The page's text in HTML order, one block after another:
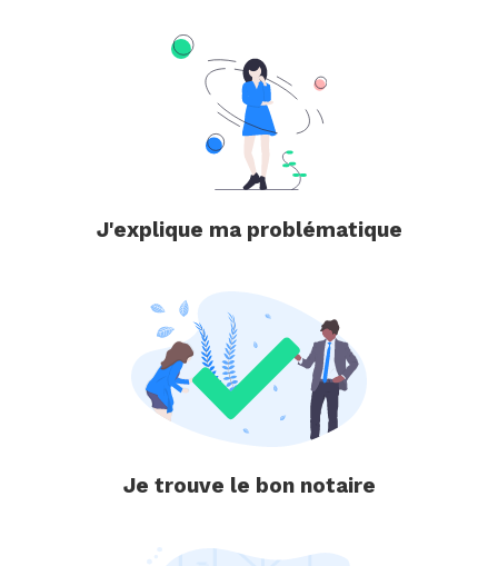
J'explique ma problématique
Je trouve le bon notaire